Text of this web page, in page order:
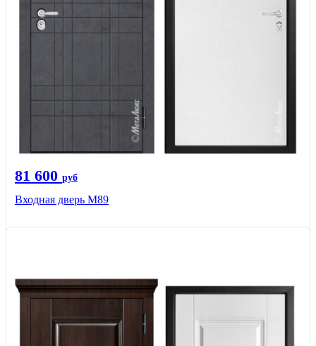
81 600 руб
Входная дверь M89